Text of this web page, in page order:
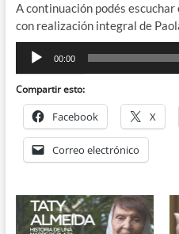
A continuación podés
con realización integral de
Reproductor
audio
00:00
Compartir esto:
Facebook X
Correo electrónico